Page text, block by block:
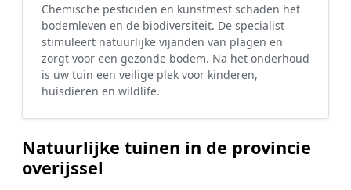
Chemische pesticiden en kunstmest schaden het
bodemleven en de biodiversiteit. De specialist
stimuleert natuurlijke vijanden van plagen en
zorgt voor een gezonde bodem. Na het onderhoud
is uw tuin een veilige plek voor kinderen,
huisdieren en wildlife.
Natuurlijke tuinen in de provincie
overijssel